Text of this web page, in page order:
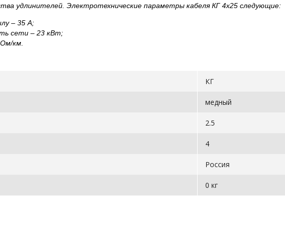
удлинителей. Электротехнические параметры кабеля КГ 4х25 следующие:
– 35 А;
сети – 23 кВт;
км.
КГ
медный
2.5
4
Россия
0 кг